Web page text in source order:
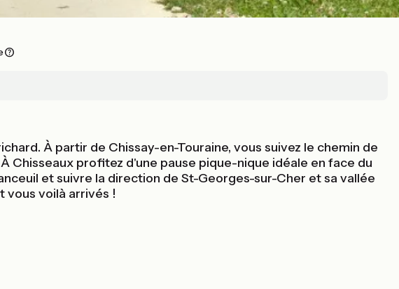
À partir de Chissay-en-Touraine, vous suivez le chemin de
Chisseaux profitez d'une pause pique-nique idéale en face du
et suivre la direction de St-Georges-sur-Cher et sa vallée
vous voilà arrivés !